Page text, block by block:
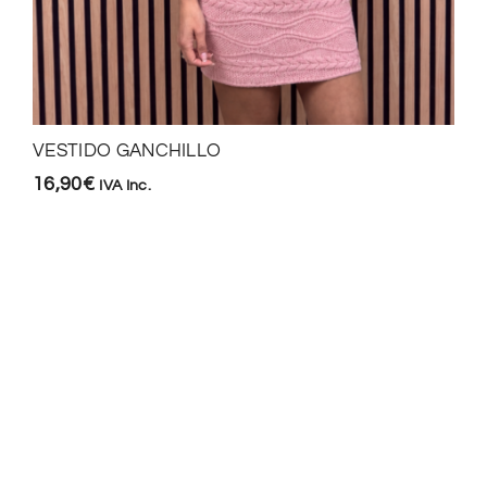
VESTIDO GANCHILLO
16,90€ IVA Inc.